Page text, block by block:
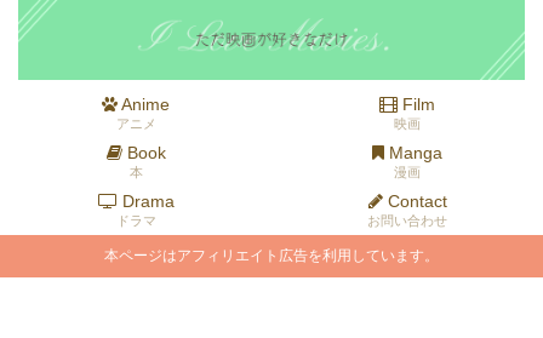
Anime
アニメ
Film
映画
Book
本
Manga
漫画
Drama
ドラマ
Contact
お問い合わせ
本ページはアフィリエイト広告を利用しています。